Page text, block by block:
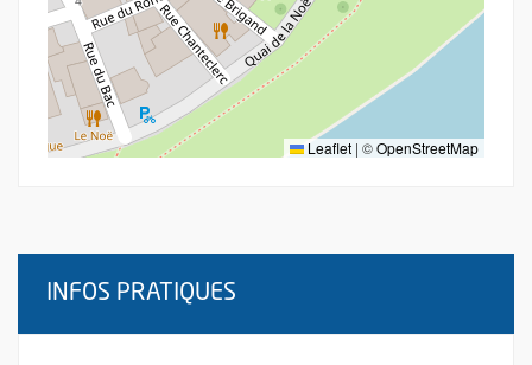
Leaflet | ©OpenStreetMap
INFOS PRATIQUES